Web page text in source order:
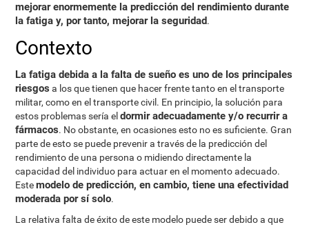
mejorar enormemente la predicción del rendimiento durante
la fatiga y, por tanto, mejorar la seguridad.
Contexto
La fatiga debida a la falta de sueño es uno de los principales
riesgos a los que tienen que hacer frente tanto en el transporte
militar, como en el transporte civil. En principio, la solución para
estos problemas sería eldormir adecuadamente y/o recurrir a
fármacos. No obstante, en ocasiones esto no es suficiente. Gran
parte de esto se puede prevenir a través de la predicción del
rendimiento de una persona o midiendo directamente la
capacidad del individuo para actuar en el momento adecuado.
Estemodelo de predicción, en cambio, tiene una efectividad
moderada por sí solo.
La relativa falta de éxito de este modelo puede ser debido a que